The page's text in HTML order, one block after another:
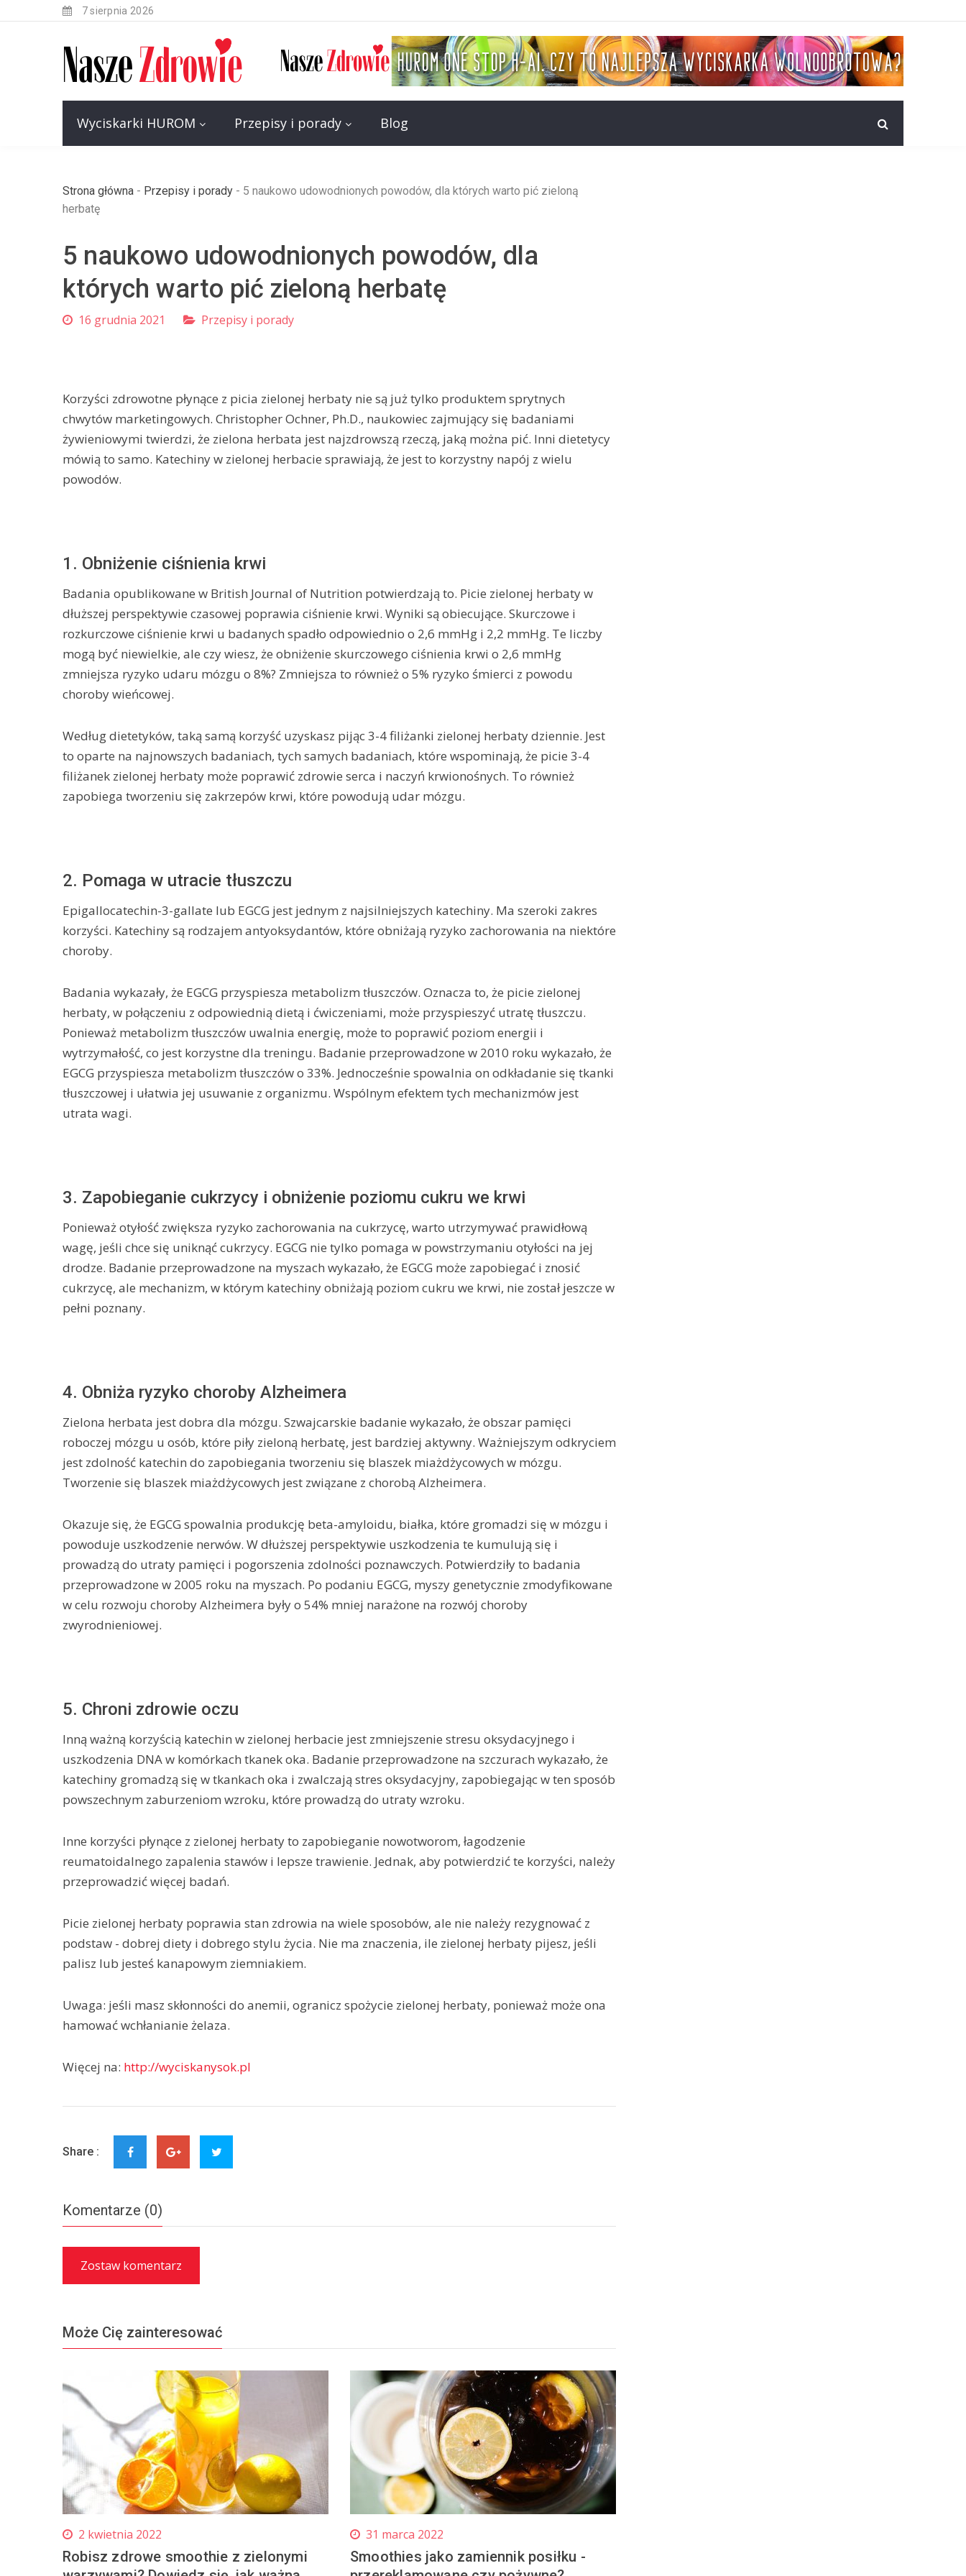
7 sierpnia 2026
Wyciskarki HUROM Przepisy i porady Blog
Strona główna - Przepisy i porady - 5 naukowo udowodnionych powodów, dla których warto pić zieloną
herbatę
5 naukowo udowodnionych powodów, dla
których warto pić zieloną herbatę
16 grudnia 2021 Przepisy i porady
Korzyści zdrowotne płynące z picia zielonej herbaty nie są już tylko produktem sprytnych
chwytów marketingowych. Christopher Ochner, Ph.D., naukowiec zajmujący się badaniami
żywieniowymi twierdzi, że zielona herbata jest najzdrowszą rzeczą, jaką można pić. Inni dietetycy
mówią to samo. Katechiny w zielonej herbacie sprawiają, że jest to korzystny napój z wielu
powodów.
1. Obniżenie ciśnienia krwi
Badania opublikowane w British Journal of Nutrition potwierdzają to. Picie zielonej herbaty w
dłuższej perspektywie czasowej poprawia ciśnienie krwi. Wyniki są obiecujące. Skurczowe i
rozkurczowe ciśnienie krwi u badanych spadło odpowiednio o 2,6 mmHg i 2,2 mmHg. Te liczby
mogą być niewielkie, ale czy wiesz, że obniżenie skurczowego ciśnienia krwi o 2,6 mmHg
zmniejsza ryzyko udaru mózgu o 8%? Zmniejsza to również o 5% ryzyko śmierci z powodu
choroby wieńcowej.
Według dietetyków, taką samą korzyść uzyskasz pijąc 3-4 filiżanki zielonej herbaty dziennie. Jest
to oparte na najnowszych badaniach, tych samych badaniach, które wspominają, że picie 3-4
filiżanek zielonej herbaty może poprawić zdrowie serca i naczyń krwionośnych. To również
zapobiega tworzeniu się zakrzepów krwi, które powodują udar mózgu.
2. Pomaga w utracie tłuszczu
Epigallocatechin-3-gallate lub EGCG jest jednym z najsilniejszych katechiny. Ma szeroki zakres
korzyści. Katechiny są rodzajem antyoksydantów, które obniżają ryzyko zachorowania na niektóre
choroby.
Badania wykazały, że EGCG przyspiesza metabolizm tłuszczów. Oznacza to, że picie zielonej
herbaty, w połączeniu z odpowiednią dietą i ćwiczeniami, może przyspieszyć utratę tłuszczu.
Ponieważ metabolizm tłuszczów uwalnia energię, może to poprawić poziom energii i
wytrzymałość, co jest korzystne dla treningu. Badanie przeprowadzone w 2010 roku wykazało, że
EGCG przyspiesza metabolizm tłuszczów o 33%. Jednocześnie spowalnia on odkładanie się tkanki
tłuszczowej i ułatwia jej usuwanie z organizmu. Wspólnym efektem tych mechanizmów jest
utrata wagi.
3. Zapobieganie cukrzycy i obniżenie poziomu cukru we krwi
Ponieważ otyłość zwiększa ryzyko zachorowania na cukrzycę, warto utrzymywać prawidłową
wagę, jeśli chce się uniknąć cukrzycy. EGCG nie tylko pomaga w powstrzymaniu otyłości na jej
drodze. Badanie przeprowadzone na myszach wykazało, że EGCG może zapobiegać i znosić
cukrzycę, ale mechanizm, w którym katechiny obniżają poziom cukru we krwi, nie został jeszcze w
pełni poznany.
4. Obniża ryzyko choroby Alzheimera
Zielona herbata jest dobra dla mózgu. Szwajcarskie badanie wykazało, że obszar pamięci
roboczej mózgu u osób, które piły zieloną herbatę, jest bardziej aktywny. Ważniejszym odkryciem
jest zdolność katechin do zapobiegania tworzeniu się blaszek miażdżycowych w mózgu.
Tworzenie się blaszek miażdżycowych jest związane z chorobą Alzheimera.
Okazuje się, że EGCG spowalnia produkcję beta-amyloidu, białka, które gromadzi się w mózgu i
powoduje uszkodzenie nerwów. W dłuższej perspektywie uszkodzenia te kumulują się i
prowadzą do utraty pamięci i pogorszenia zdolności poznawczych. Potwierdziły to badania
przeprowadzone w 2005 roku na myszach. Po podaniu EGCG, myszy genetycznie zmodyfikowane
w celu rozwoju choroby Alzheimera były o 54% mniej narażone na rozwój choroby
zwyrodnieniowej.
5. Chroni zdrowie oczu
Inną ważną korzyścią katechin w zielonej herbacie jest zmniejszenie stresu oksydacyjnego i
uszkodzenia DNA w komórkach tkanek oka. Badanie przeprowadzone na szczurach wykazało, że
katechiny gromadzą się w tkankach oka i zwalczają stres oksydacyjny, zapobiegając w ten sposób
powszechnym zaburzeniom wzroku, które prowadzą do utraty wzroku.
Inne korzyści płynące z zielonej herbaty to zapobieganie nowotworom, łagodzenie
reumatoidalnego zapalenia stawów i lepsze trawienie. Jednak, aby potwierdzić te korzyści, należy
przeprowadzić więcej badań.
Picie zielonej herbaty poprawia stan zdrowia na wiele sposobów, ale nie należy rezygnować z
podstaw - dobrej diety i dobrego stylu życia. Nie ma znaczenia, ile zielonej herbaty pijesz, jeśli
palisz lub jesteś kanapowym ziemniakiem.
Uwaga: jeśli masz skłonności do anemii, ogranicz spożycie zielonej herbaty, ponieważ może ona
hamować wchłanianie żelaza.
Więcej na: http://wyciskanysok.pl
Share :
Komentarze (0)
Zostaw komentarz
Może Cię zainteresować
2 kwietnia 2022
Robisz zdrowe smoothie z zielonymi
31 marca 2022
Smoothies jako zamiennik posiłku -